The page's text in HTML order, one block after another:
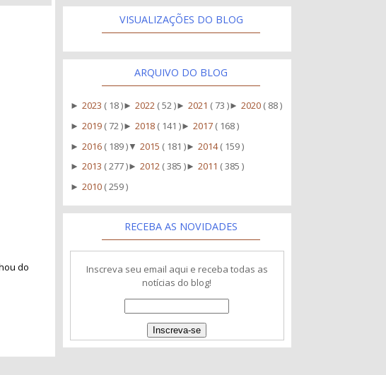
do
VISUALIZAÇÕES DO BLOG
ARQUIVO DO BLOG
►2023 ( 18 )►2022 ( 52 )►2021 ( 73 )►2020 ( 88 )
►2019 ( 72 )►2018 ( 141 )►2017 ( 168 )
►2016 ( 189 ) ▼2015 ( 181 )►2014( 159 )
►2013 ( 277 )►2012 ( 385 )►2011 ( 385 )
►2010 ( 259 )
RECEBA AS NOVIDADES
Inscreva seu email aqui e receba todas as
notícias do blog!